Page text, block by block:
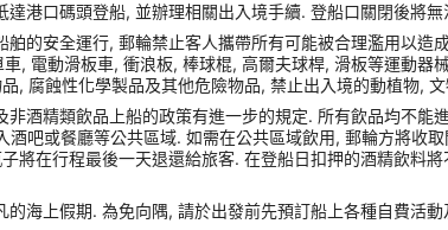
港口碼頭登船, 並辦理相關出入境手續. 登船口關閉後將
的安全運行, 郵輪禁止客人攜帶所有可能被合理濫用以
, 電動滑板車, 衝浪板, 棒球棍, 高爾夫球桿, 滑板等運動
, 腐蝕性化學製品及其他危險物品, 禁止出入境的動植物,
酒精類飲品上船的政策有進一步的規定. 所有飲品均不
吧或餐廳等公共區域. 如需在公共區域飲用, 郵輪方將收
將在行程最後一天退還給旅客. 在登船日扣押的酒精飲料
海上假期. 為免向隅, 請於出發前先預訂船上各種自費活動